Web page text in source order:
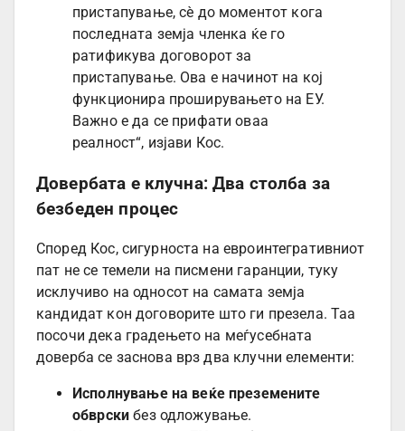
пристапување, сè до моментот кога
последната земја членка ќе го
ратификува договорот за
пристапување. Ова е начинот на кој
функционира проширувањето на ЕУ.
Важно е да се прифати оваа
реалност“, изјави Кос.
Довербата е клучна: Два столба за
безбеден процес
Според Кос, сигурноста на евроинтегративниот
пат не се темели на писмени гаранции, туку
исклучиво на односот на самата земја
кандидат кон договорите што ги презела. Таа
посочи дека градењето на меѓусебната
доверба се заснова врз два клучни елементи:
Исполнување на веќе преземените
обврски без одложување.